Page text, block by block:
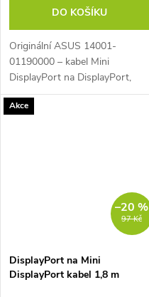
DO KOŠÍKU
Originální ASUS 14001-
01190000 – kabel Mini
DisplayPort na DisplayPort,
rozbalené – propojovací kabel
pro propojení kompatibilních
Akce
97 Kč
–20 %
DisplayPort na Mini
DisplayPort kabel 1,8 m